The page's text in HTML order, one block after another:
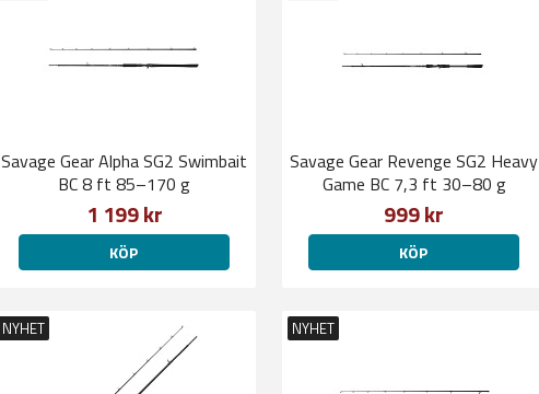
Savage Gear Alpha SG2 Swimbait
BC 8 ft 85–170 g
1 199 kr
KÖP
Savage Gear Revenge SG2 Heavy
Game BC 7,3 ft 30–80 g
999 kr
KÖP
NYHET NYHET